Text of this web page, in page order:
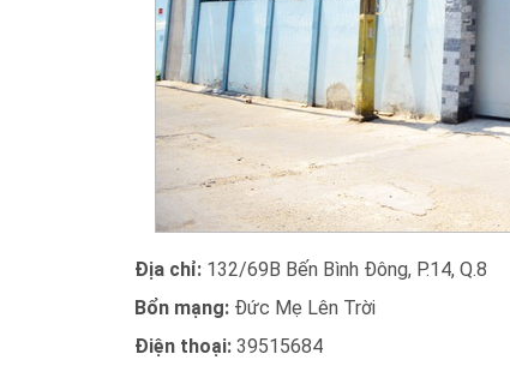
Địa chỉ: 132/69B Bến Bình Đông, P.14, Q.8
Bổn mạng: Đức Mẹ Lên Trời
Điện thoại: 39515684